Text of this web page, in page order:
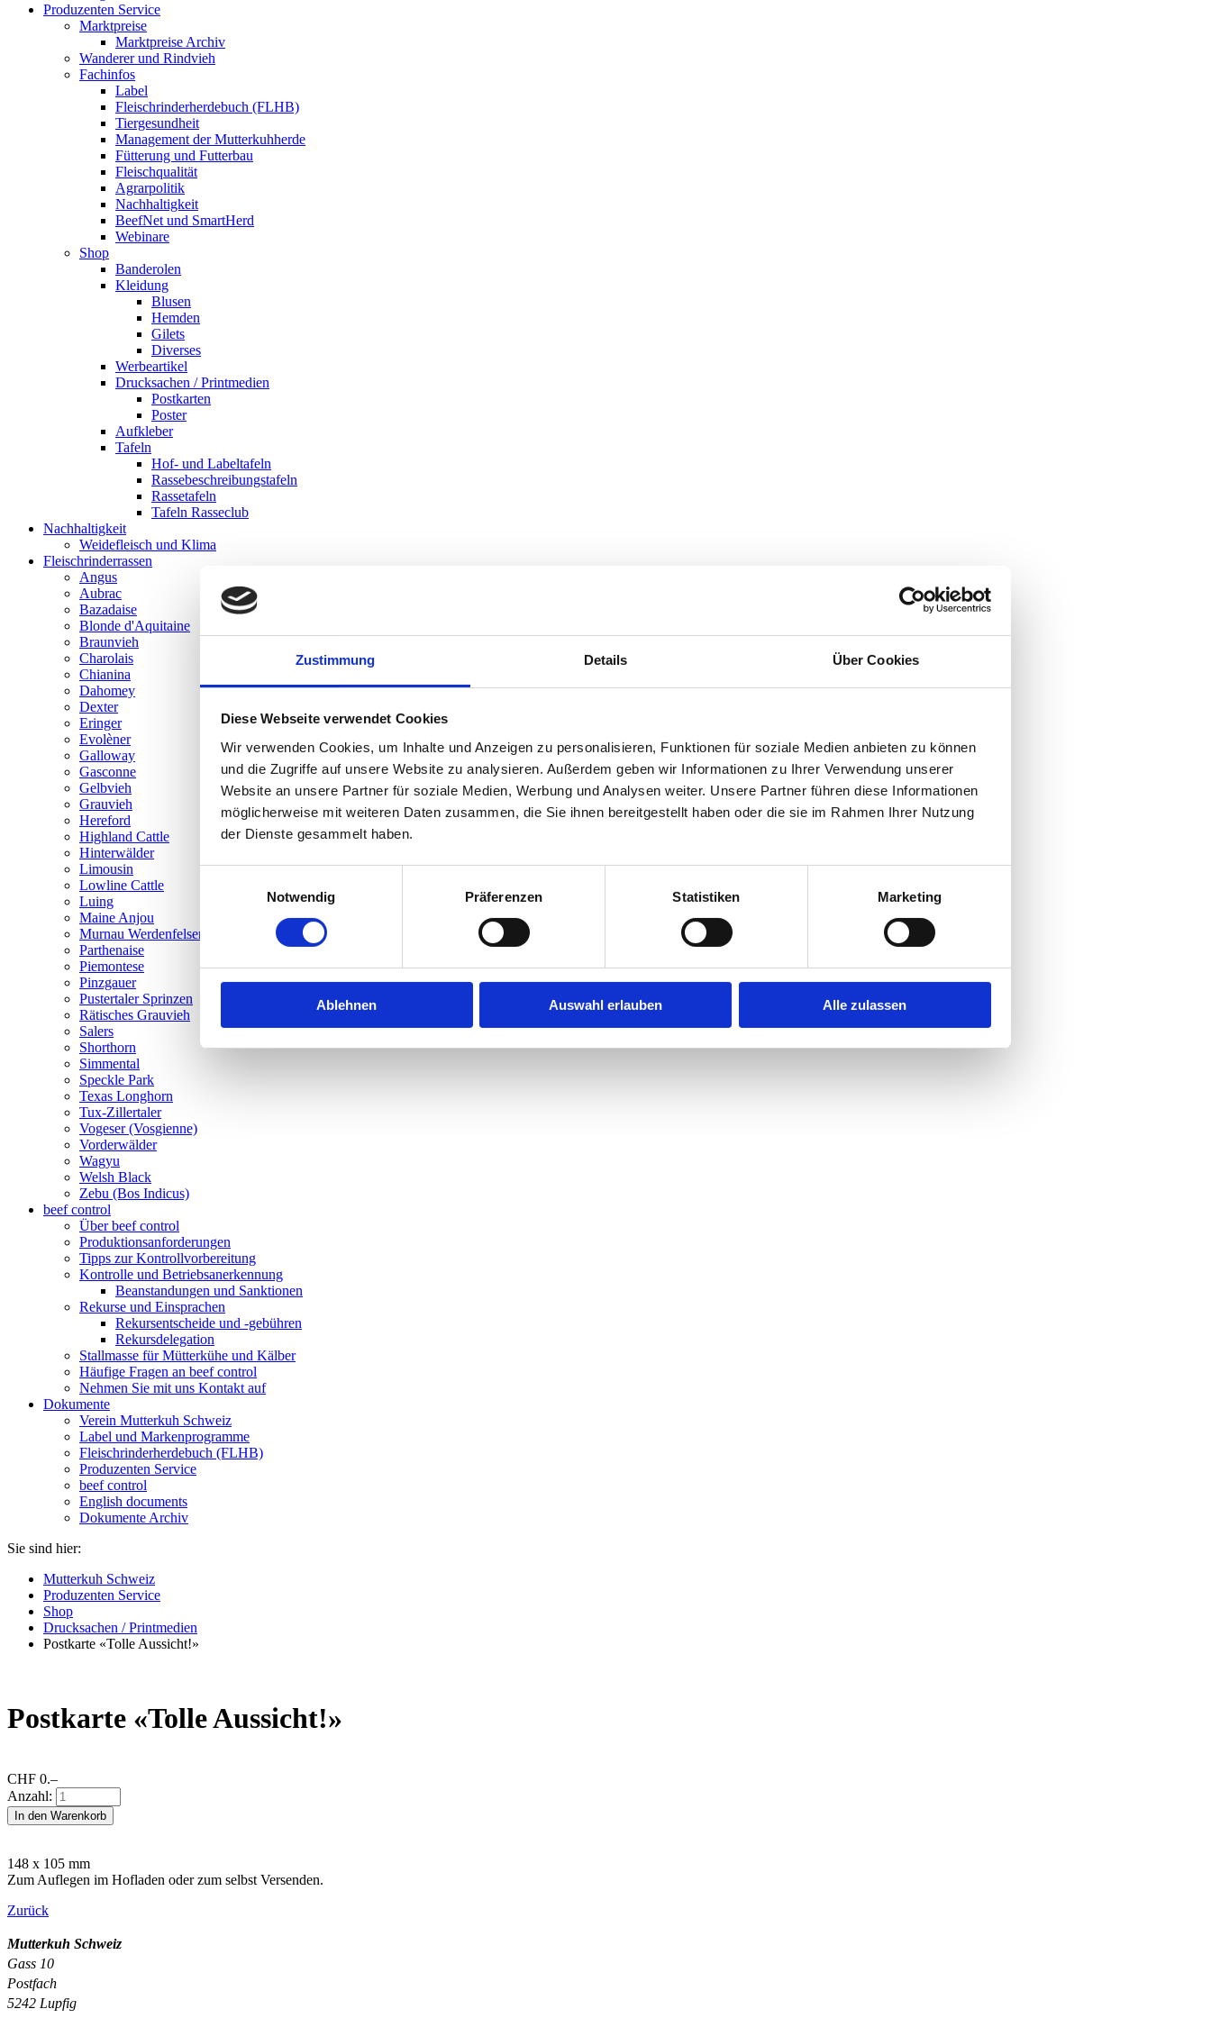
Zustimmung Details Über Cookies
Diese Webseite verwendet Cookies
Wir verwenden Cookies, um Inhalte und Anzeigen zu personalisieren, Funktionen für soziale Medien anbieten zu können
und die Zugriffe auf unsere Website zu analysieren. Außerdem geben wir Informationen zu Ihrer Verwendung unserer
Website an unsere Partner für soziale Medien, Werbung und Analysen weiter. Unsere Partner führen diese Informationen
möglicherweise mit weiteren Daten zusammen, die Sie ihnen bereitgestellt haben oder die sie im Rahmen Ihrer Nutzung
der Dienste gesammelt haben.
Notwendig
Präferenzen Statistiken Marketing
Ablehnen Auswahl erlauben Alle zulassen
Produzenten Service
Marktpreise
Marktpreise Archiv
Wanderer und Rindvieh
Fachinfos
Label
Fleischrinderherdebuch (FLHB)
Tiergesundheit
Management der Mutterkuhherde
Fütterung und Futterbau
Fleischqualität
Agrarpolitik
Nachhaltigkeit
BeefNet und SmartHerd
Webinare
Shop
Banderolen
Kleidung
Blusen
Hemden
Gilets
Diverses
Werbeartikel
Drucksachen / Printmedien
Postkarten
Poster
Aufkleber
Tafeln
Hof- und Labeltafeln
Rassebeschreibungstafeln
Rassetafeln
Tafeln Rasseclub
Nachhaltigkeit
Weidefleisch und Klima
Fleisch­rinder­rassen
Angus
Aubrac
Bazadaise
Blonde d'Aquitaine
Braunvieh
Charolais
Chianina
Dahomey
Dexter
Eringer
Evolèner
Galloway
Gasconne
Gelbvieh
Grauvieh
Hereford
Highland Cattle
Hinterwälder
Limousin
Lowline Cattle
Luing
Maine Anjou
Murnau Werdenfelser
Parthenaise
Piemontese
Pinzgauer
Pustertaler Sprinzen
Rätisches Grauvieh
Salers
Shorthorn
Simmental
Speckle Park
Texas Longhorn
Tux-Zillertaler
Vogeser (Vosgienne)
Vorderwälder
Wagyu
Welsh Black
Zebu (Bos Indicus)
beef control
Über beef control
Produktionsanforderungen
Tipps zur Kontrollvorbereitung
Kontrolle und Betriebsanerkennung
Beanstandungen und Sanktionen
Rekurse und Einsprachen
Rekursentscheide und -gebühren
Rekursdelegation
Stallmasse für Mütterkühe und Kälber
Häufige Fragen an beef control
Nehmen Sie mit uns Kontakt auf
Dokumente
Verein Mutterkuh Schweiz
Label und Markenprogramme
Fleischrinderherdebuch (FLHB)
Produzenten Service
beef control
English documents
Dokumente Archiv
Sie sind hier:
Mutterkuh Schweiz
Produzenten Service
Shop
Drucksachen / Printmedien
Postkarte «Tolle Aussicht!»
Postkarte «Tolle Aussicht!»
CHF 0.–
Anzahl:
148 x 105 mm
Zum Auflegen im Hofladen oder zum selbst Versenden.
Zurück
Mutterkuh Schweiz
Gass 10
Postfach
5242 Lupfig